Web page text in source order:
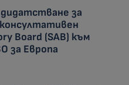
за
Board (SAB) към
за Европа